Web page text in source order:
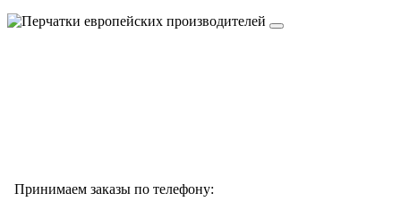
Принимаем заказы по телефону: